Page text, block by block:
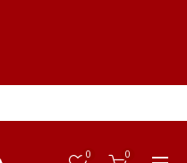
0 0